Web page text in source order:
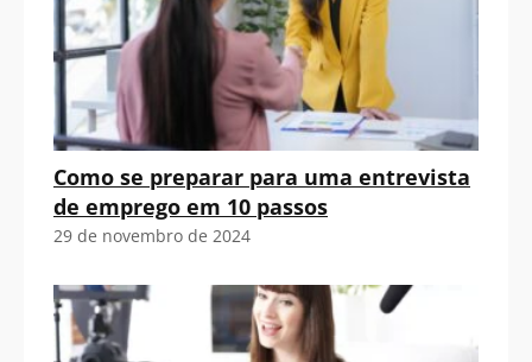
Como se preparar para uma entrevista
de emprego em 10 passos
29 de novembro de 2024